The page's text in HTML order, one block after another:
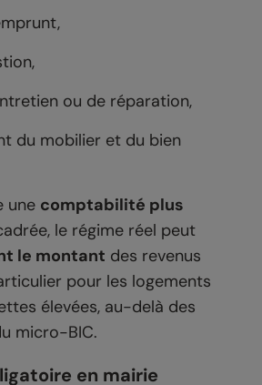
ou de réparation,
du mobilier et du bien
une comptabilité plus
le régime réel peut
le montant des revenus
pour les logements
élevées, au-delà des
micro-BIC.
en mairie